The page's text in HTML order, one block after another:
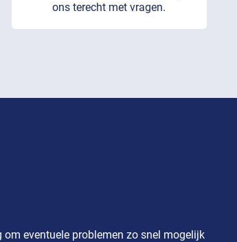
ons terecht met vragen.
om eventuele problemen zo snel mogelijk